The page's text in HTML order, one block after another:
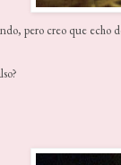
pero creo que echo